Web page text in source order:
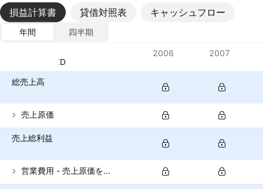
損益計算書 貸借対照表 キャッシュフロー
年間
四半期
通貨: NZD
2006 2007
総売上高
売上原価
売上総利益
営業費用 - 売上原価を除く